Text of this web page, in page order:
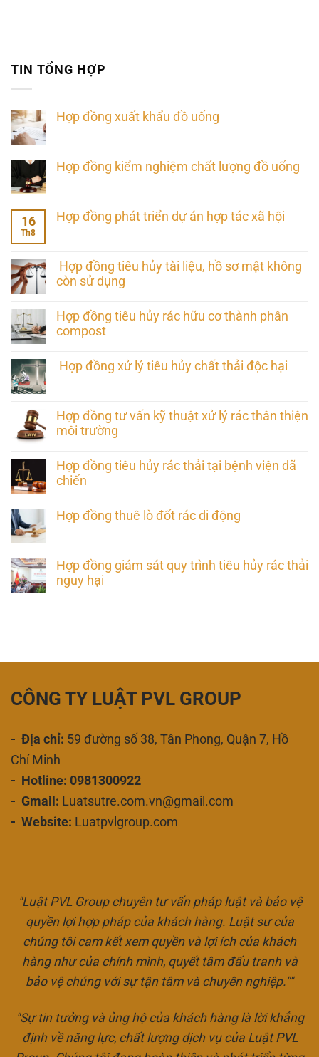
TIN TỔNG HỢP
Hợp đồng xuất khẩu đồ uống
Hợp đồng kiểm nghiệm chất lượng đồ uống
16
Th8
Hợp đồng phát triển dự án hợp tác xã hội
Hợp đồng tiêu hủy tài liệu, hồ sơ mật không
còn sử dụng
Hợp đồng tiêu hủy rác hữu cơ thành phân
compost
Hợp đồng xử lý tiêu hủy chất thải độc hại
Hợp đồng tư vấn kỹ thuật xử lý rác thân thiện
môi trường
Hợp đồng tiêu hủy rác thải tại bệnh viện dã
chiến
Hợp đồng thuê lò đốt rác di động
Hợp đồng giám sát quy trình tiêu hủy rác thải
nguy hại
CÔNG TY LUẬT PVL GROUP
- Địa chỉ: 59 đường số 38, Tân Phong, Quận 7, Hồ
Chí Minh
- Hotline: 0981300922
- Gmail: Luatsutre.com.vn@gmail.com
- Website: Luatpvlgroup.com
"Luật PVL Group chuyên tư vấn pháp luật và bảo vệ
quyền lợi hợp pháp của khách hàng. Luật sư của
chúng tôi cam kết xem quyền và lợi ích của khách
hàng như của chính mình, quyết tâm đấu tranh và
bảo vệ chúng với sự tận tâm và chuyên nghiệp.""
"Sự tin tưởng và ủng hộ của khách hàng là lời khẳng
định về năng lực, chất lượng dịch vụ của Luật PVL